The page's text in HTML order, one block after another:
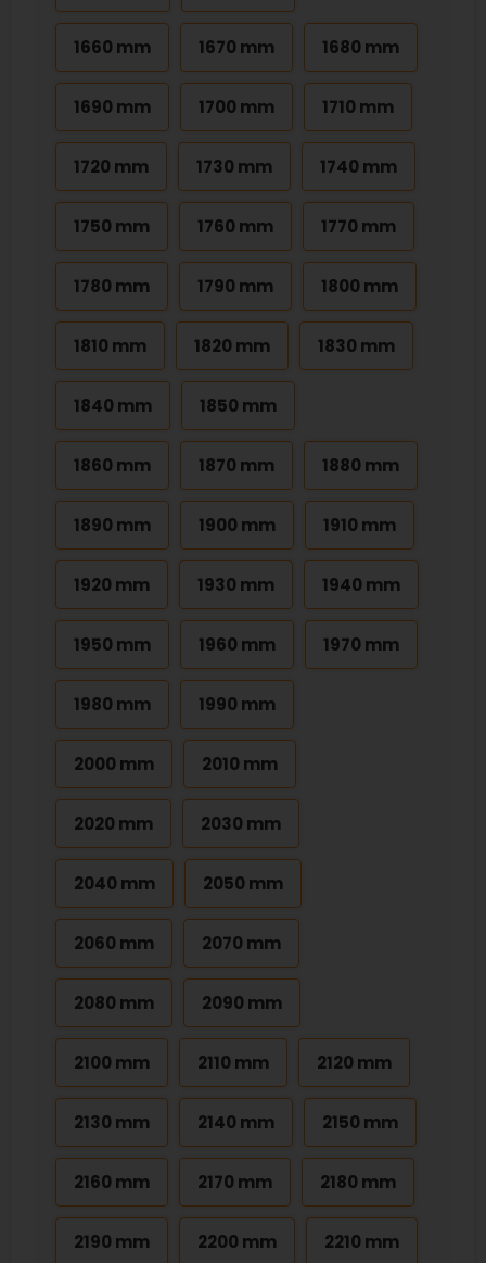
1660 mm 1670 mm 1680 mm
1690 mm 1700 mm 1710 mm
1720 mm 1730 mm 1740 mm
1750 mm 1760 mm 1770 mm
1780 mm 1790 mm 1800 mm
1810 mm 1820 mm 1830 mm
1840 mm 1850 mm
1860 mm 1870 mm 1880 mm
1890 mm 1900 mm 1910 mm
1920 mm 1930 mm 1940 mm
1950 mm 1960 mm 1970 mm
1980 mm 1990 mm
2000 mm 2010 mm
2020 mm 2030 mm
2040 mm 2050 mm
2060 mm 2070 mm
2080 mm 2090 mm
2100 mm 2110 mm 2120 mm
2130 mm 2140 mm 2150 mm
2160 mm 2170 mm 2180 mm
2190 mm 2200 mm 2210 mm